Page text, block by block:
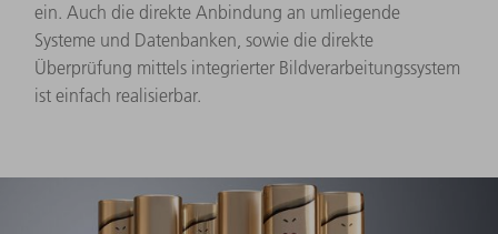
ein. Auch die direkte Anbindung an umliegende
Systeme und Datenbanken, sowie die direkte
Überprüfung mittels integrierter Bildverarbeitungssystem
ist einfach realisierbar.